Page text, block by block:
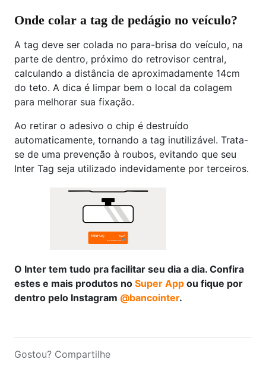
Onde colar a tag de pedágio no veículo?
A tag deve ser colada no para-brisa do veículo, na
parte de dentro, próximo do retrovisor central,
calculando a distância de aproximadamente 14cm
do teto. A dica é limpar bem o local da colagem
para melhorar sua fixação.
Ao retirar o adesivo o chip é destruído
automaticamente, tornando a tag inutilizável. Trata-
se de uma prevenção à roubos, evitando que seu
Inter Tag seja utilizado indevidamente por terceiros.
O Inter tem tudo pra facilitar seu dia a dia. Confira
estes e mais produtos no Super App ou fique por
dentro pelo Instagram @bancointer.
Gostou? Compartilhe